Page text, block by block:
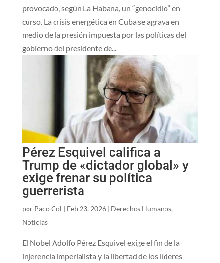
provocado, según La Habana, un “genocidio” en
curso. La crisis energética en Cuba se agrava en
medio de la presión impuesta por las políticas del
gobierno del presidente de...
Pérez Esquivel califica a
Trump de «dictador global» y
exige frenar su política
guerrerista
por Paco Col | Feb 23, 2026| Derechos Humanos,
Noticias
El Nobel Adolfo Pérez Esquivel exige el fin de la
injerencia imperialista y la libertad de los líderes